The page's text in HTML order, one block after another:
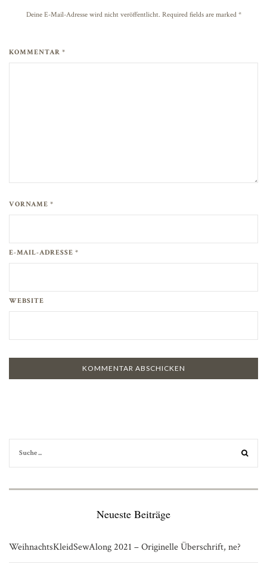
Deine E-Mail-Adresse wird nicht veröffentlicht. Required fields are marked *
KOMMENTAR *
VORNAME *
E-MAIL-ADRESSE *
WEBSITE
Neueste Beiträge
WeihnachtsKleidSewAlong 2021 – Originelle Überschrift, ne?